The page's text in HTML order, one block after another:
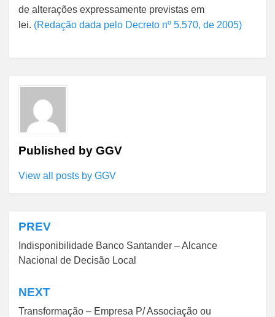
de alterações expressamente previstas em
lei. (Redação dada pelo Decreto nº 5.570, de 2005)
Published by GGV
View all posts by GGV
Navegação
de
PREV
Indisponibilidade Banco Santander – Alcance
Nacional de Decisão Local
NEXT
Transformação – Empresa P/ Associação ou